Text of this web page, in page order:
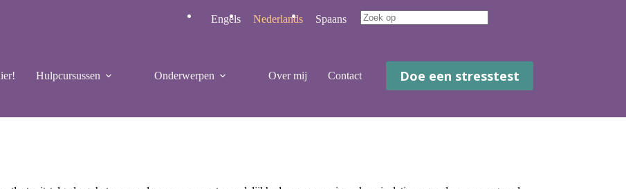
Engels Nederlands
Spaans
Hulpcursussen Onderwerpen Over mij Contact Doe een stresstest